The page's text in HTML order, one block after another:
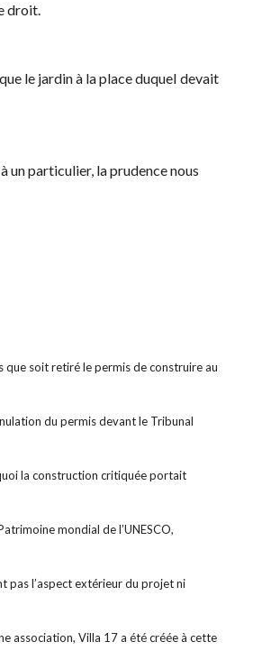
droit.
le jardin à la place duquel devait
un particulier, la prudence nous
que soit retiré le permis de construire au
du permis devant le Tribunal
la construction critiquée portait
mondial de l’UNESCO,
pas l’aspect extérieur du projet ni
association, Villa 17 a été créée à cette